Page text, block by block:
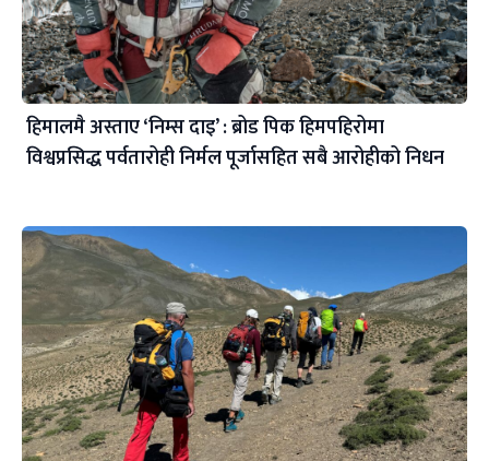
हिमालमै अस्ताए ‘निम्स दाइ’ : ब्रोड पिक हिमपहिरोमा
विश्वप्रसिद्ध पर्वतारोही निर्मल पूर्जासहित सबै आरोहीको निधन